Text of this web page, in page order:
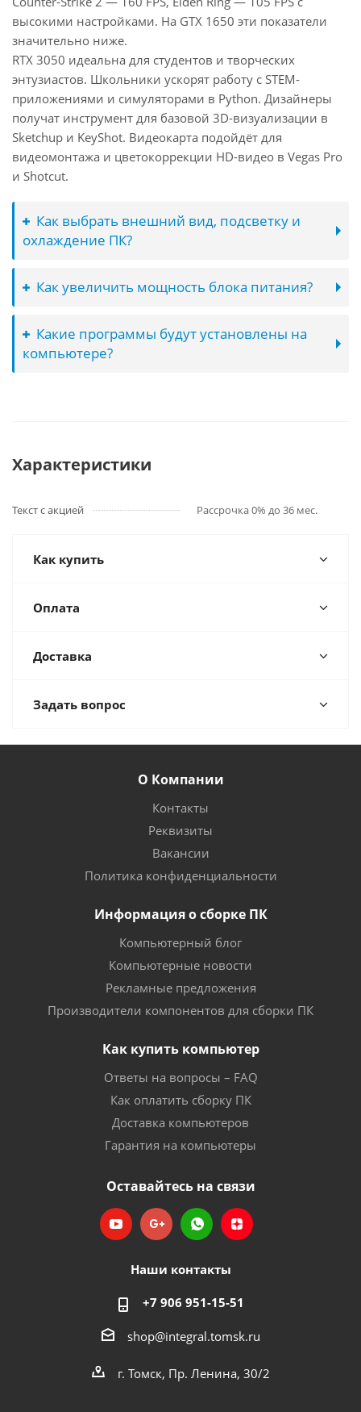
высокими настройками. На GTX 1650 эти показатели
значительно ниже.
RTX 3050 идеальна для студентов и творческих
энтузиастов. Школьники ускорят работу с STEM-
приложениями и симуляторами в Python. Дизайнеры
получат инструмент для базовой 3D-визуализации в
Sketchup и KeyShot. Видеокарта подойдёт для
видеомонтажа и цветокоррекции HD-видео в Vegas Pro
и Shotcut.
Как выбрать внешний вид, подсветку и
охлаждение ПК?
Как увеличить мощность блока питания?
Какие программы будут установлены на
компьютере?
Характеристики
Текст с акцией Рассрочка 0% до 36 мес.
Как купить
Оплата
Доставка
Задать вопрос
О Компании
Контакты
Реквизиты
Вакансии
Политика конфиденциальности
Информация о сборке ПК
Компьютерный блог
Компьютерные новости
Рекламные предложения
Производители компонентов для сборки ПК
Как купить компьютер
Ответы на вопросы – FAQ
Как оплатить сборку ПК
Доставка компьютеров
Гарантия на компьютеры
Оставайтесь на связи
Наши контакты
+7 906 951-15-51
shop@integral.tomsk.ru
г. Томск, Пр. Ленина, 30/2